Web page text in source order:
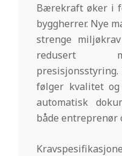
Bærekraft øker i
byggherrer. Nye
strenge
redusert
følger kvalitet
automatisk
både entreprenør